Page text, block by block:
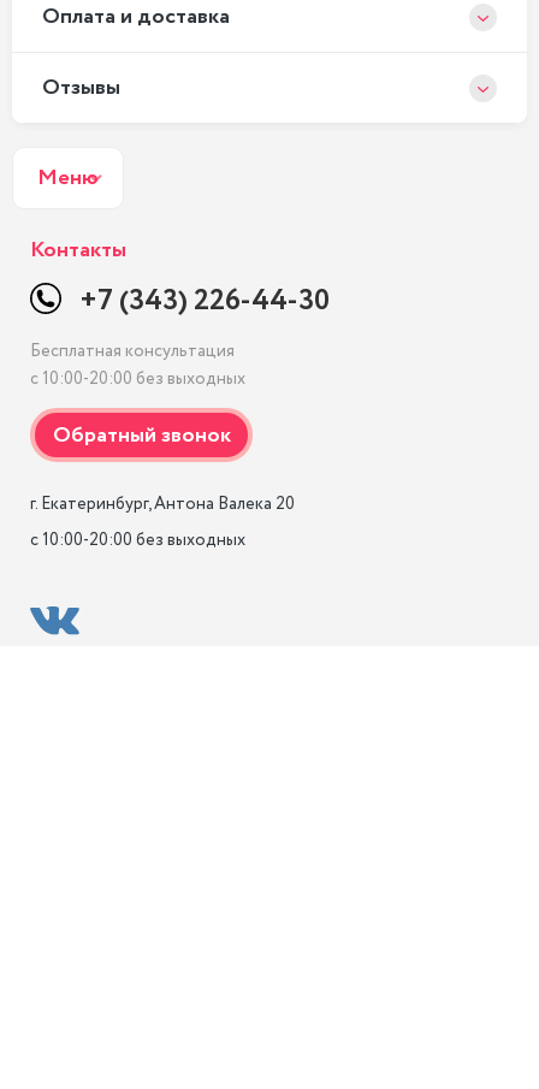
Оплата и доставка
Отзывы
Меню
Контакты
+7 (343) 226-44-30
Бесплатная консультация
с 10:00-20:00 без выходных
г. Екатеринбург, Антона Валека 20
с 10:00-20:00 без выходных